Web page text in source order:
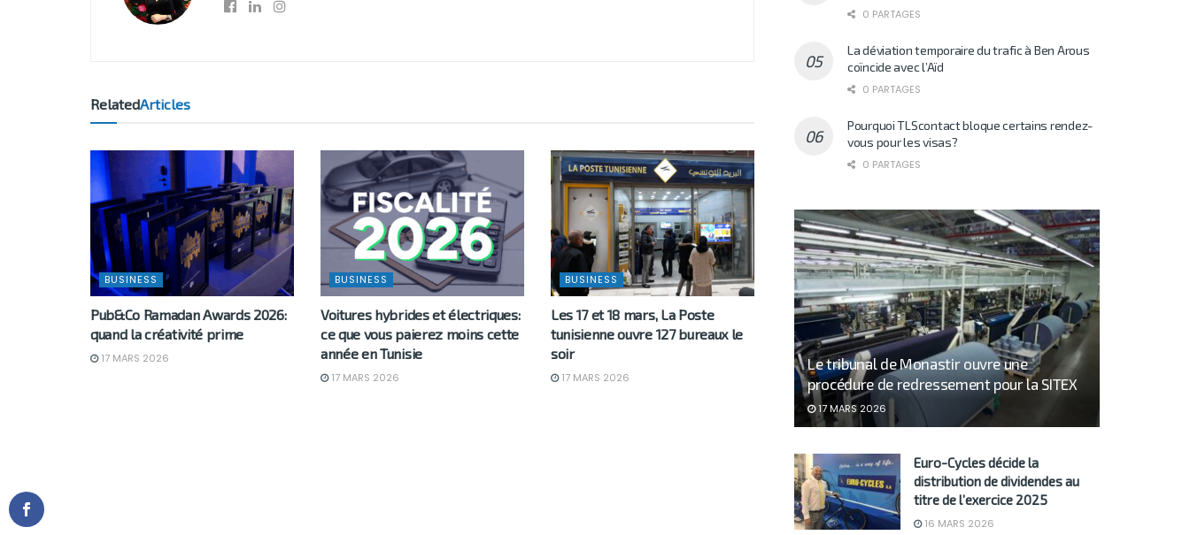
RelatedArticles
BUSINESS
Pub&Co Ramadan Awards 2026:
quand la créativité prime
17 MARS 2026
BUSINESS
Voitures hybrides et électriques:
ce que vous paierez moins cette
année en Tunisie
17 MARS 2026
BUSINESS
Les 17 et 18 mars, La Poste
tunisienne ouvre 127 bureaux le
soir
17 MARS 2026
0 PARTAGES
La déviation temporaire du trafic à Ben Arous
coïncide avec l’Aïd
0 PARTAGES
Pourquoi TLScontact bloque certains rendez-
vous pour les visas?
0 PARTAGES
Le tribunal de Monastir ouvre une
procédure de redressement pour la SITEX
17 MARS 2026
Euro-Cycles décide la
distribution de dividendes au
titre de l’exercice 2025
16 MARS 2026